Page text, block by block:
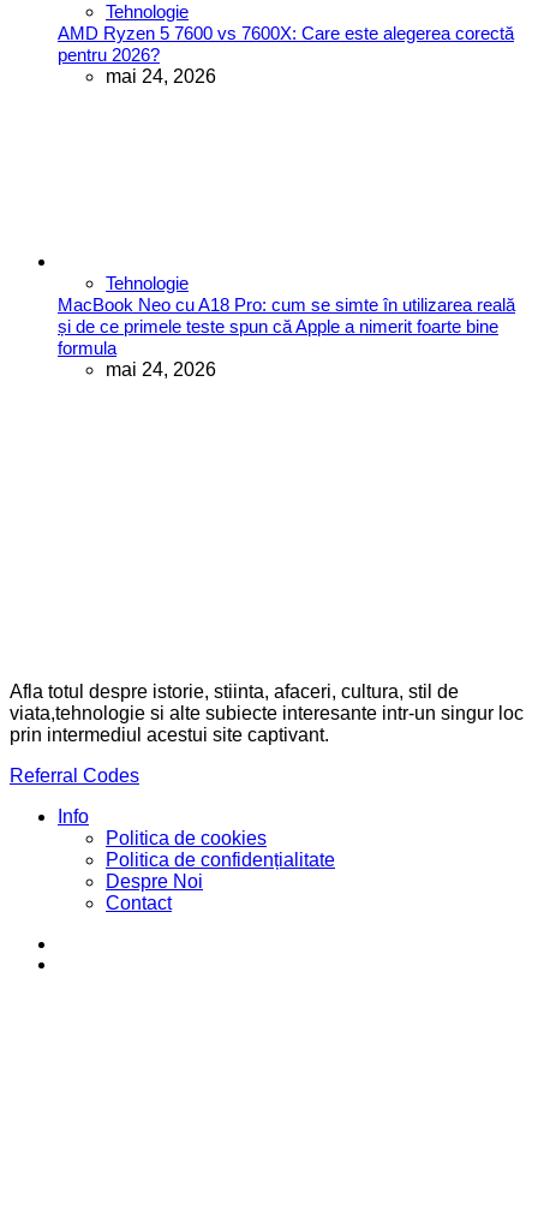
Tehnologie
AMD Ryzen 5 7600 vs 7600X: Care este alegerea corectă
pentru 2026?
mai 24, 2026
Tehnologie
MacBook Neo cu A18 Pro: cum se simte în utilizarea reală
și de ce primele teste spun că Apple a nimerit foarte bine
formula
mai 24, 2026
Afla totul despre istorie, stiinta, afaceri, cultura, stil de
viata,tehnologie si alte subiecte interesante intr-un singur loc
prin intermediul acestui site captivant.
Referral Codes
Info
Politica de cookies
Politica de confidențialitate
Despre Noi
Contact